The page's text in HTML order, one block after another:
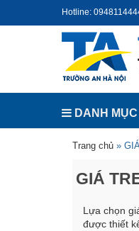
Hotline:
DANH
Bạn đang
Trang chủ »
GIÁ
Lựa chọn
được thiết